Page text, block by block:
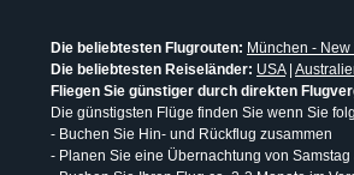
Die beliebtesten Flugrouten: München - New
Die beliebtesten Reiseländer: USA|
Fliegen Sie günstiger durch direkten
Die günstigsten Flüge finden Sie wenn Sie
- Buchen Sie Hin- und Rückflug zusammen
- Planen Sie eine Übernachtung von